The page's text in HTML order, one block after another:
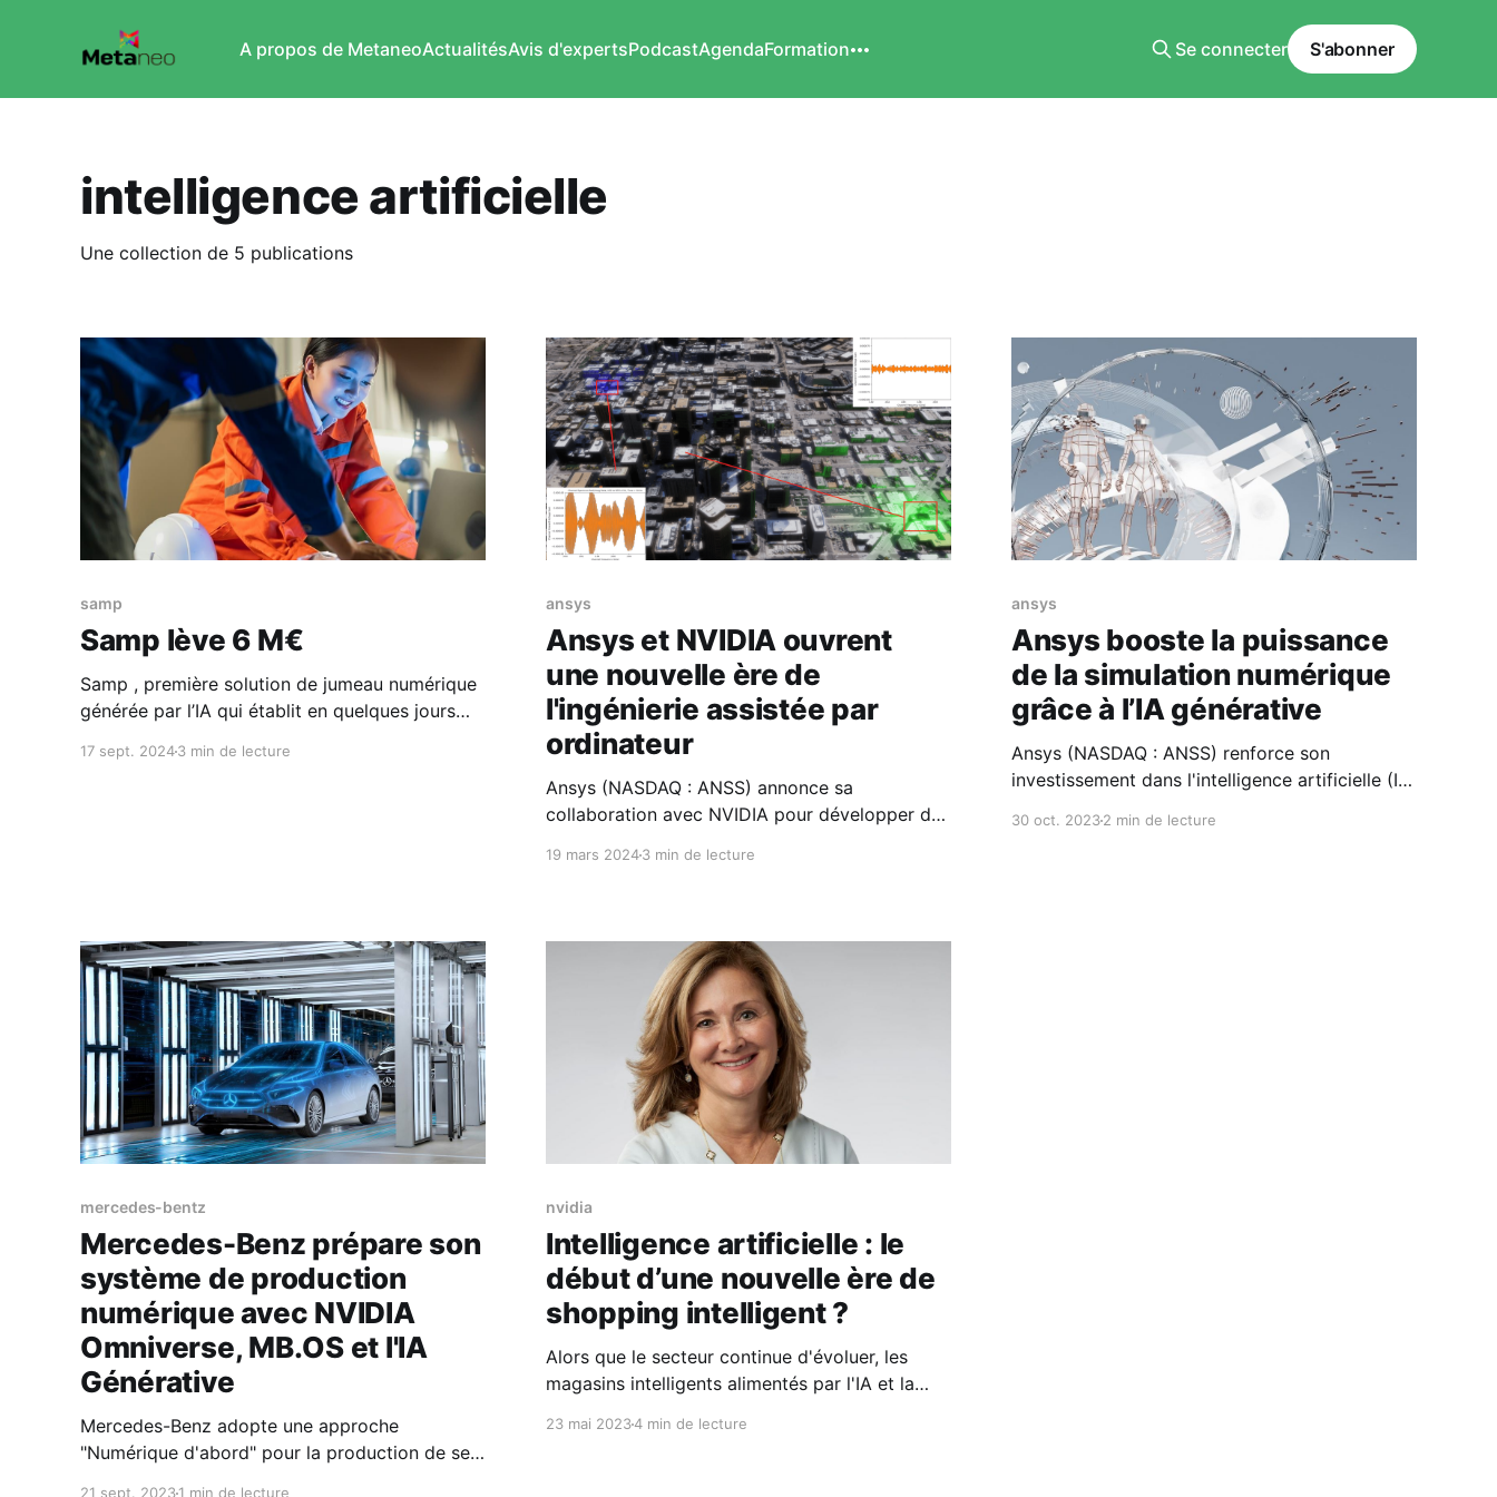
A propos de MetaneoActualitésAvis d'expertsPodcastAgendaFormation Se connecter S'abonner
intelligence artificielle
Une collection de 5 publications
samp
Samp lève 6 M€
Samp , première solution de jumeau numérique
générée par l’IA qui établit en quelques jours
industriels sensibles, annonce la clôture d’une
17 sept. 20243 min de lecture
ansys
Ansys et NVIDIA ouvrent
une nouvelle ère de
l'ingénierie assistée par
ordinateur
Ansys (NASDAQ : ANSS) annonce sa
collaboration avec NVIDIA pour développer des
progresser les technologies 6G, booster les
solveurs Ansys via les GPU
19 mars 20243 min de lecture
ansys
Ansys booste la puissance
de la simulation numérique
grâce à l’IA générative
Ansys (NASDAQ : ANSS) renforce son
investissement dans l'intelligence artificielle (IA)
30 oct. 20232 min de lecture
mercedes-bentz
Mercedes-Benz prépare son
système de production
numérique avec NVIDIA
Omniverse, MB.OS et l'IA
Générative
Mercedes-Benz adopte une approche
"Numérique d'abord" pour la production de ses
21 sept. 20231 min de lecture
nvidia
Intelligence artificielle : le
début d’une nouvelle ère de
shopping intelligent ?
Alors que le secteur continue d'évoluer, les
magasins intelligents alimentés par l'IA et la
23 mai 20234 min de lecture